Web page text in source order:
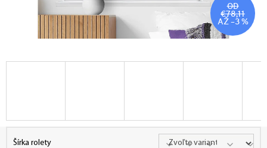
OD
€78,11
AŽ –3 %
Šírka rolety